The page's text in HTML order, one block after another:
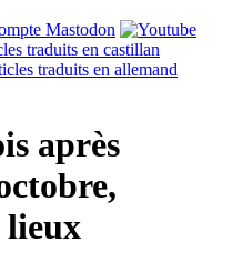
après
lieux